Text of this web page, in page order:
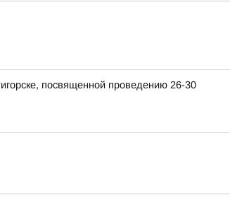
посвященной проведению 26-30